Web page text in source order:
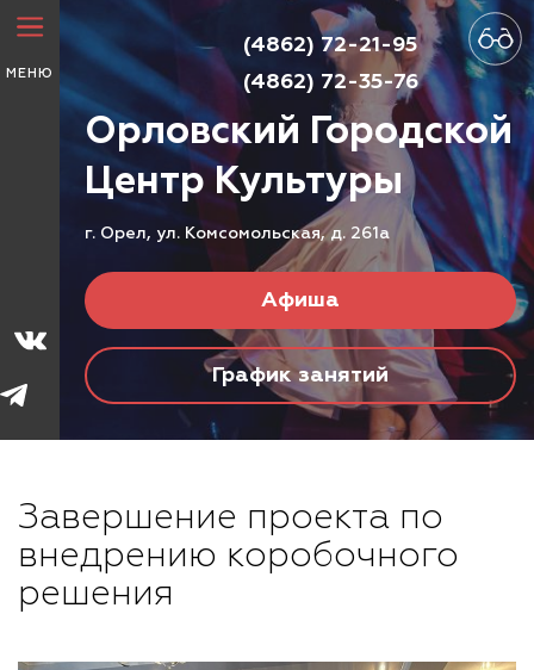
МЕНЮ
Орловский Городской
ЦентрКультуры
г. Орел, ул. Комсомольская, д. 261а
Афиша
График занятий
(4862) 72-21-95
(4862) 72-35-76
Завершение проекта по
внедрению коробочного
решения